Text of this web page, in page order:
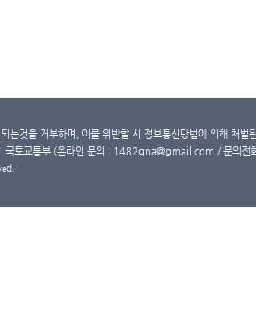
는것을 거부하며, 이를 위반할 시 정보통신망법에 의해 처벌
국토교통부 (온라인 문의 : 1482qna@gmail.com / 문의